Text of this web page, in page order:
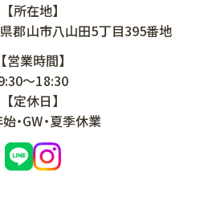
【所在地】
郡山市八山田5丁目395番地
【営業時間】
～18:30
【定休日】
・GW・夏季休業